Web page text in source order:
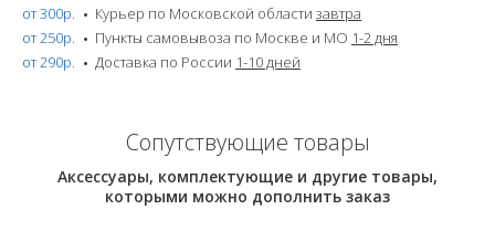
от 300р.
Курьер по Московской области завтра
от 250р.
Пункты самовывоза по Москве и МО 1-2 дня
от 290р.
Доставка по России 1-10 дней
Сопутствующие товары
Аксессуары, комплектующие и другие товары,
которыми можно дополнить заказ